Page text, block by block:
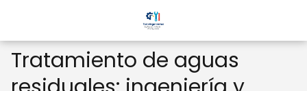
Tratamiento de aguas